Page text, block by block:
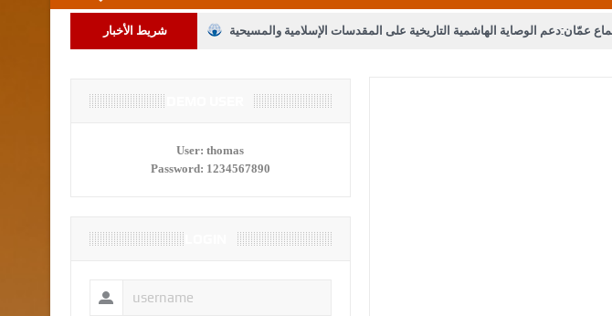
شريط الأخبار عمّان:دعم الوصاية الهاشمية التاريخية على المقدسات الإسلامية والمسيحية
في الداخلية (اسماء)
تحرير الصحف اليومية ويؤكد حرص مجلس النواب على شراكة فاعلة مع الإعلام
عارف بيك فريحات.. مبارك وبكم تزهو المناصب
User: thomas
Password: 1234567890